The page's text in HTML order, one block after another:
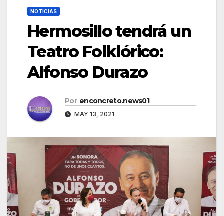
NOTICIAS
Hermosillo tendrá un
Teatro Folklórico:
Alfonso Durazo
Por enconcreto.news01
MAY 13, 2021